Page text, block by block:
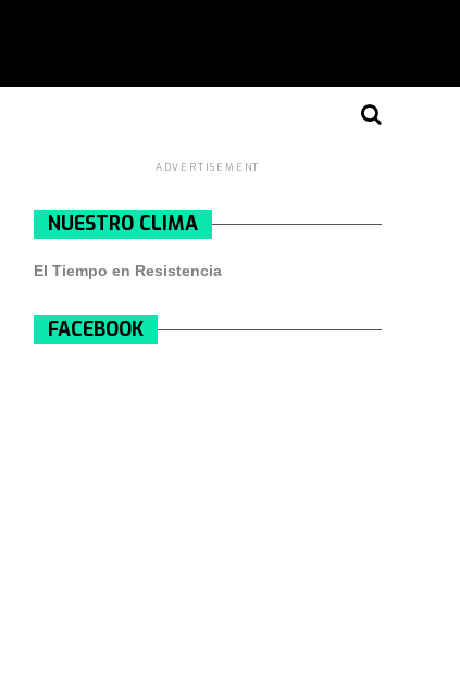
ADVERTISEMENT
NUESTRO CLIMA
El Tiempo en Resistencia
FACEBOOK